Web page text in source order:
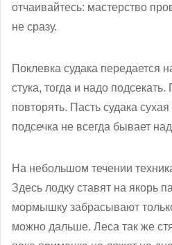
отчаивайтесь: мастерство
не сразу.
Поклевка судака передается
стука, тогда и надо
повторять. Пасть судака
подсечка не всегда бывает
На небольшом течении
Здесь лодку ставят на якорь
мормышку забрасывают
можно дальше. Леса так же